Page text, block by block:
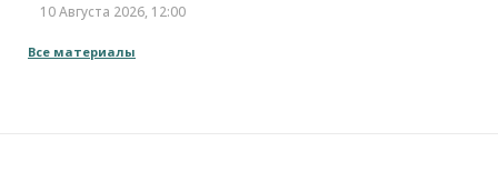
10 Августа 2026, 12:00
Общество
Все материалы